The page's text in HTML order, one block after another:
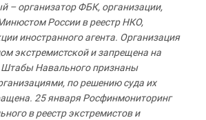
– организатор ФБК, организации,
России в реестр НКО,
иностранного агента. Организация
экстремистской и запрещена на
Штабы Навального признаны
по решению суда их
25 января Росфинмониторинг
в реестр экстремистов и